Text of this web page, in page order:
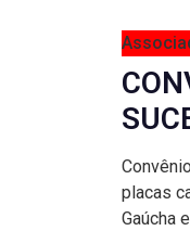
placas
Gaúcha